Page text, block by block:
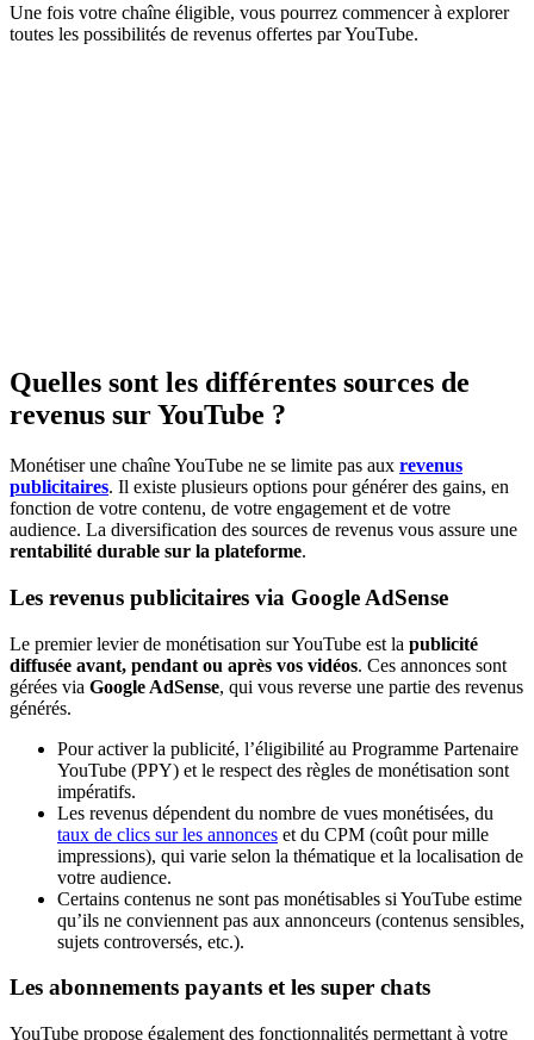
Une fois votre chaîne éligible, vous pourrez commencer à explorer
toutes les possibilités de revenus offertes par YouTube.
Quelles sont les différentes sources de
revenus sur YouTube ?
Monétiser une chaîne YouTube ne se limite pas aux revenus
publicitaires. Il existe plusieurs options pour générer des gains, en
fonction de votre contenu, de votre engagement et de votre
audience. La diversification des sources de revenus vous assure une
rentabilité durable sur la plateforme.
Les revenus publicitaires via Google AdSense
Le premier levier de monétisation sur YouTube est la publicité
diffusée avant, pendant ou après vos vidéos. Ces annonces sont
gérées via Google AdSense, qui vous reverse une partie des revenus
générés.
Pour activer la publicité, l’éligibilité au Programme Partenaire
YouTube (PPY) et le respect des règles de monétisation sont
impératifs.
Les revenus dépendent du nombre de vues monétisées, du
taux de clics sur les annonces et du CPM (coût pour mille
impressions), qui varie selon la thématique et la localisation de
votre audience.
Certains contenus ne sont pas monétisables si YouTube estime
qu’ils ne conviennent pas aux annonceurs (contenus sensibles,
sujets controversés, etc.).
Les abonnements payants et les super chats
YouTube propose également des fonctionnalités permettant à votre